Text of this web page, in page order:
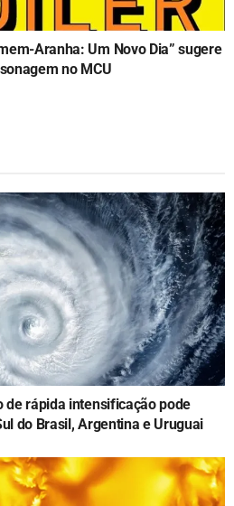
Aranha: Um Novo Dia” sugere
no MCU
de rápida intensificação pode
do Brasil, Argentina e Uruguai